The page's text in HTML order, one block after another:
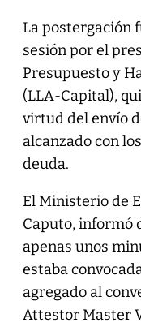
La postergación
sesión por el
Presupuesto y
(LLA-Capital),
virtud del envío
alcanzado con
deuda.
El Ministerio de
Caputo, informó
apenas unos
estaba
agregado al
Attestor Master